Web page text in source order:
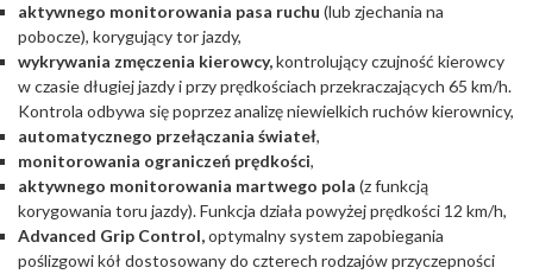
aktywnego monitorowania pasa ruchu (lub zjechania na
pobocze), korygujący tor jazdy,
wykrywania zmęczenia kierowcy,kontrolujący czujność kierowcy
w czasie długiej jazdy i przy prędkościach przekraczających 65 km/h.
Kontrola odbywa się poprzez analizę niewielkich ruchów kierownicy,
automatycznego przełączania świateł,
monitorowania ograniczeń prędkości,
aktywnego monitorowania martwego pola (z funkcją
korygowania toru jazdy). Funkcja działa powyżej prędkości 12 km/h,
Advanced Grip Control,optymalny system zapobiegania
poślizgowi kół dostosowany do czterech rodzajów przyczepności